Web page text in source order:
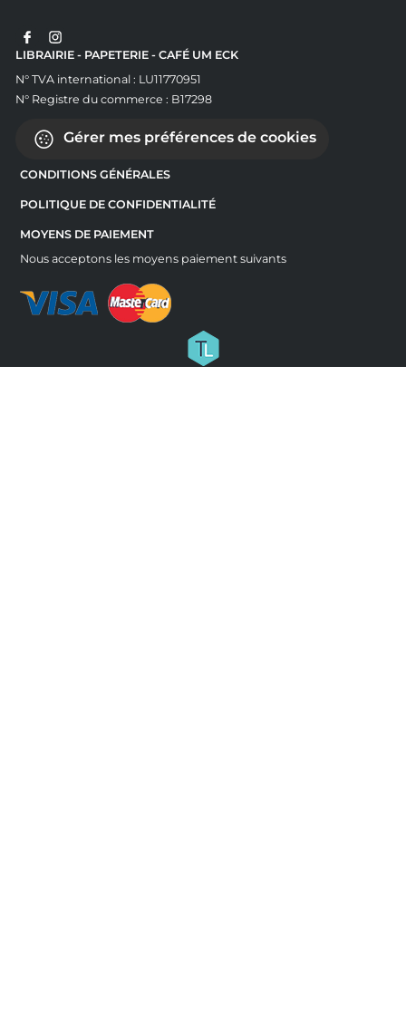
LIBRAIRIE - PAPETERIE - CAFÉ UM ECK
N° TVA international : LU11770951
N° Registre du commerce : B17298
Gérer mes préférences de cookies
CONDITIONS GÉNÉRALES
POLITIQUE DE CONFIDENTIALITÉ
MOYENS DE PAIEMENT
Nous acceptons les moyens paiement suivants